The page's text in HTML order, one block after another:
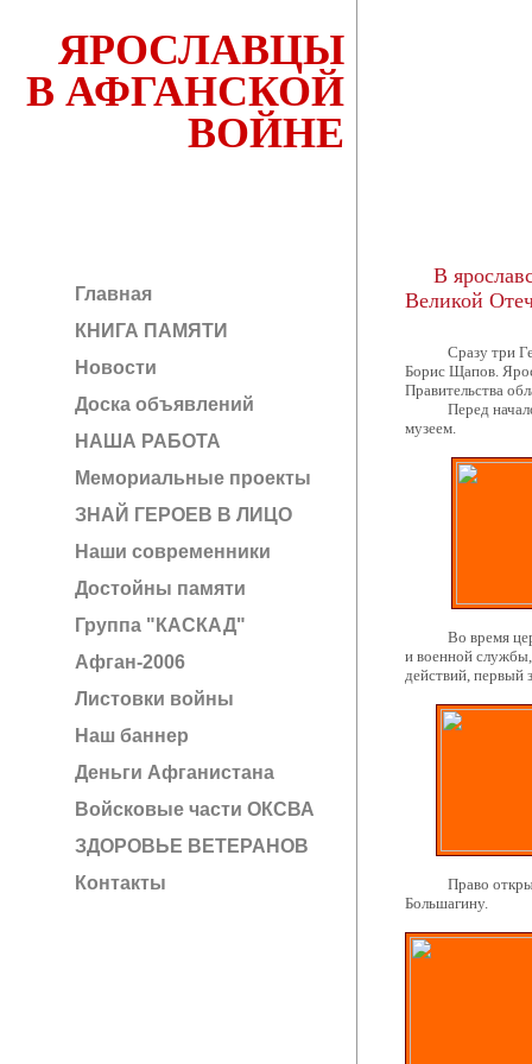
ЯРОСЛАВЦЫ
В АФГАНСКОЙ
ВОЙНЕ
Главная
КНИГА ПАМЯТИ
Новости
Доска объявлений
НАША РАБОТА
Мемориальные проекты
ЗНАЙ ГЕРОЕВ В ЛИЦО
Наши современники
Достойны памяти
Группа "КАСКАД"
Афган-2006
Листовки войны
Наш баннер
Деньги Афганистана
Войсковые части ОКСВА
ЗДОРОВЬЕ ВЕТЕРАНОВ
Контакты
В
Великой
Сразу три
Борис Щапов.
Правительства
Перед началом
музеем.
Во время
и военной
действий, первый
Право открыть
Большагину.